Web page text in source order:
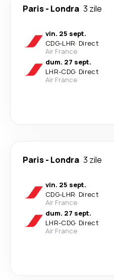
Paris- Londra 3 zile
vin. 25 sept.
CDG-LHR· Direct
Air France
dum. 27 sept.
LHR-CDG· Direct
Air France
Paris- Londra 3 zile
vin. 25 sept.
CDG-LHR· Direct
Air France
dum. 27 sept.
LHR-CDG· Direct
Air France